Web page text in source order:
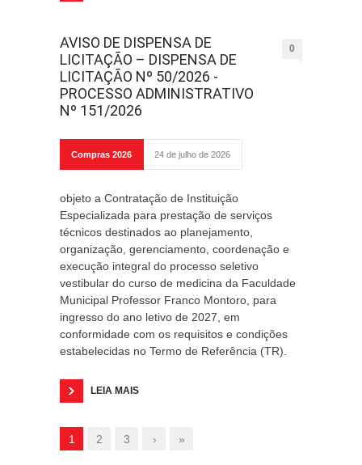
AVISO DE DISPENSA DE
LICITAÇÃO – DISPENSA DE
LICITAÇÃO Nº 50/2026 -
PROCESSO ADMINISTRATIVO
Nº 151/2026
0
Compras 2026 24 de julho de 2026
objeto a Contratação de Instituição
Especializada para prestação de serviços
técnicos destinados ao planejamento,
organização, gerenciamento, coordenação e
execução integral do processo seletivo
vestibular do curso de medicina da Faculdade
Municipal Professor Franco Montoro, para
ingresso do ano letivo de 2027, em
conformidade com os requisitos e condições
estabelecidas no Termo de Referência (TR).
LEIA MAIS
1 2 3 › »